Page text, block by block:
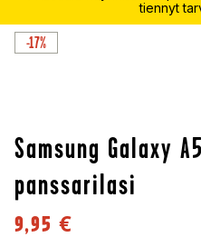
tiennyt
-17%
Samsung Galaxy
panssarilasi
9,95 €